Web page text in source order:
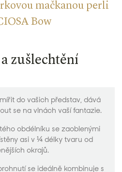
mačkanou perli
Bow
zušlechtění
do vašich představ, dává
se na vlnách vaší fantazie.
obdélníku se zaoblenými
asi v ¼ délky tvaru od
okrajů.
se ideálně kombinuje s